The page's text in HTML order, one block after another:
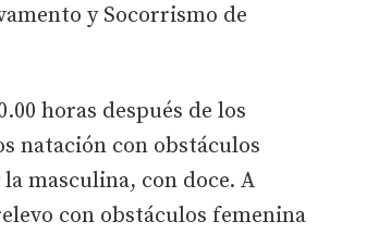
y Socorrismo de
horas después de los
natación con obstáculos
masculina, con doce. A
con obstáculos femenina